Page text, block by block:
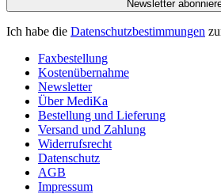
Newsletter
Ich habe die Datenschutzbestimmungen
Faxbestellung
Kostenübernahme
Newsletter
Über MediKa
Bestellung und Lieferung
Versand und Zahlung
Widerrufsrecht
Datenschutz
AGB
Impressum